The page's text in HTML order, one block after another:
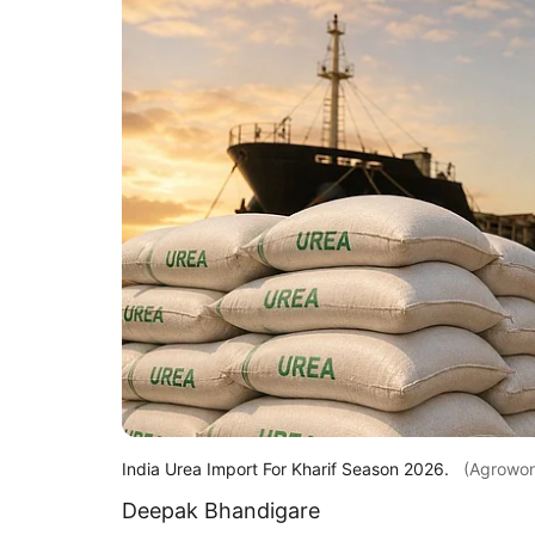
India Urea Import For Kharif Season 2026.
Deepak Bhandigare